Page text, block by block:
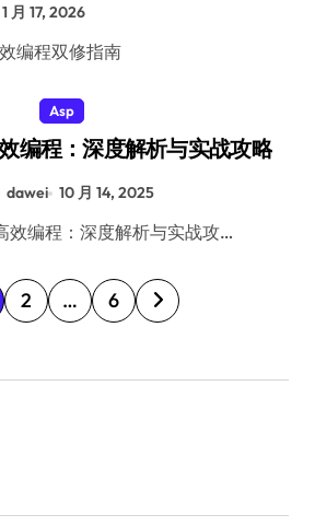
1 月 17, 2026
效编程双修指南
Asp
编程：深度解析与实战攻略
dawei 10 月 14, 2025
效编程：深度解析与实战攻…
2 … 6